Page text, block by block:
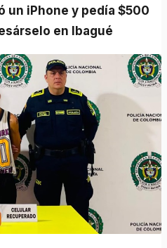
en Ibagué